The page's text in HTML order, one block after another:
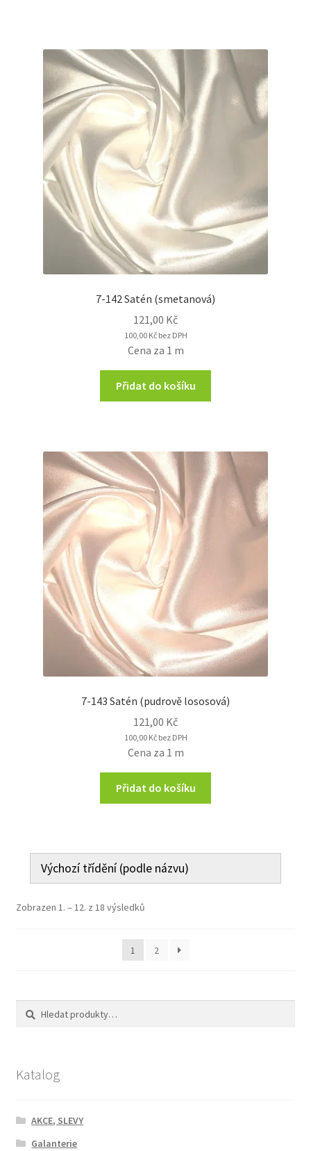
7-142 Satén (smetanová)
121,00 Kč
100,00 Kčbez DPH
Cena za 1 m
Přidat do košíku
7-143 Satén (pudrově lososová)
121,00 Kč
100,00 Kčbez DPH
Cena za 1 m
Přidat do košíku
Zobrazen 1. – 12. z 18 výsledků
1 2
Hledat:
Hledat
Katalog
AKCE, SLEVY
Galanterie